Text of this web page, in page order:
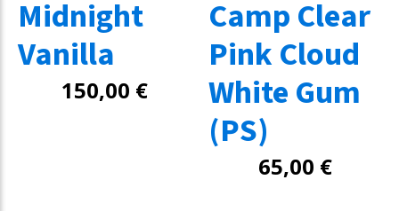
Midnight
Vanilla
150,00 €
Camp Clear
Pink Cloud
White Gum
(PS)
65,00 €